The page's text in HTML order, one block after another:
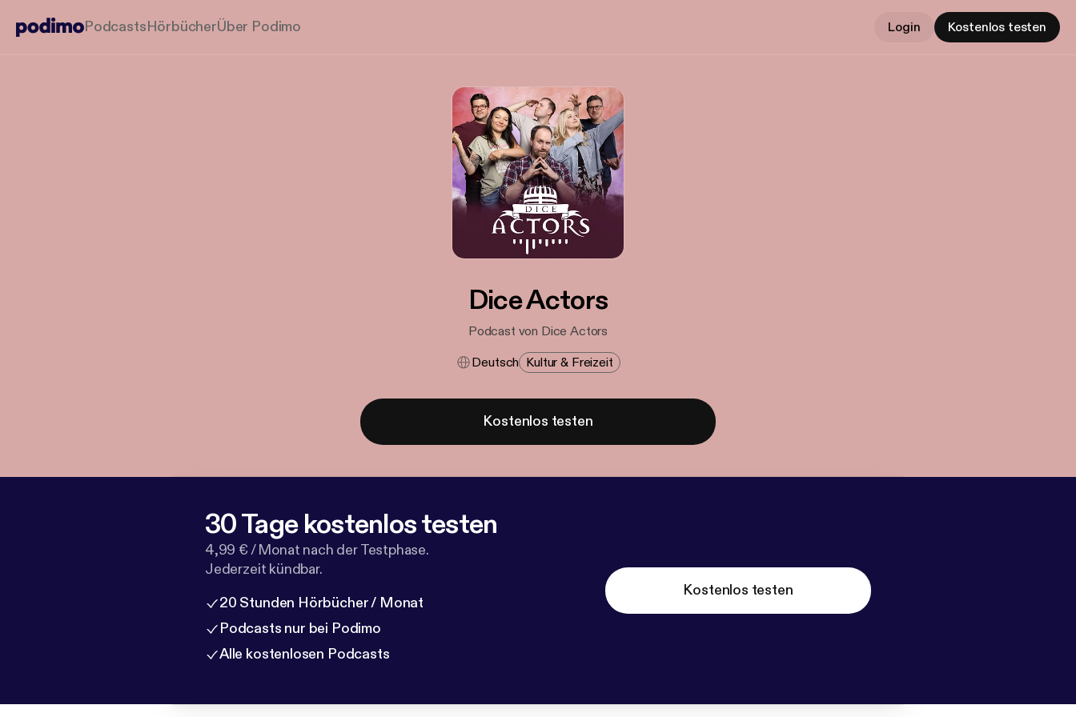
PodcastsHörbücherÜber Podimo Login Kostenlos testen
Dice Actors
Podcast von Dice Actors
Deutsch Kultur & Freizeit
Kostenlos testen
30 Tage kostenlos testen
4,99 € / Monat nach der Testphase.
Jederzeit kündbar.
20 Stunden Hörbücher / Monat
Podcasts nur bei Podimo
Alle kostenlosen Podcasts
Kostenlos testen